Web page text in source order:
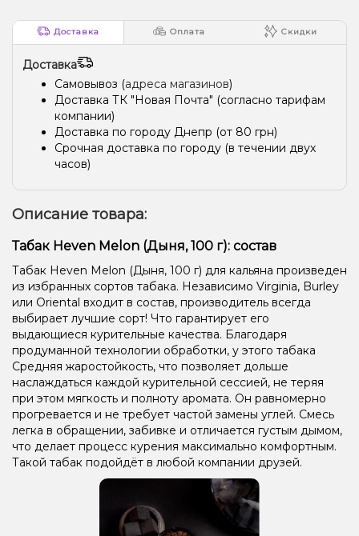
Доставка Оплата Скидки
Доставка
Самовывоз (адреса магазинов)
Доставка ТК "Новая Почта" (согласно тарифам
компании)
Доставка по городу Днепр (от 80 грн)
Срочная доставка по городу (в течении двух
часов)
Описание товара:
Табак Heven Melon (Дыня, 100 г): состав
Табак Heven Melon (Дыня, 100 г) для кальяна произведен
из избранных сортов табака. Независимо Virginia, Burley
или Oriental входит в состав, производитель всегда
выбирает лучшие сорт! Что гарантирует его
выдающиеся курительные качества. Благодаря
продуманной технологии обработки, у этого табака
Средняя жаростойкость, что позволяет дольше
наслаждаться каждой курительной сессией, не теряя
при этом мягкость и полноту аромата. Он равномерно
прогревается и не требует частой замены углей. Смесь
легка в обращении, забивке и отличается густым дымом,
что делает процесс курения максимально комфортным.
Такой табак подойдёт в любой компании друзей.